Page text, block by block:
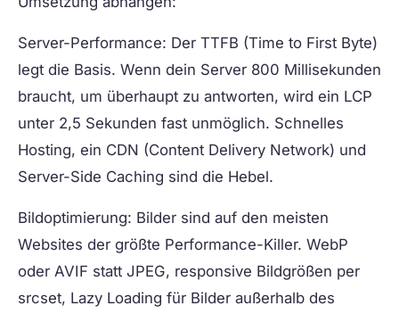
Server-Performance: Der TTFB (Time to First Byte)
legt die Basis. Wenn dein Server 800 Millisekunden
braucht, um überhaupt zu antworten, wird ein LCP
unter 2,5 Sekunden fast unmöglich. Schnelles
Hosting, ein CDN (Content Delivery Network) und
Server-Side Caching sind die Hebel.
Bildoptimierung: Bilder sind auf den meisten
Websites der größte Performance-Killer. WebP
oder AVIF statt JPEG, responsive Bildgrößen per
srcset, Lazy Loading für Bilder außerhalb des